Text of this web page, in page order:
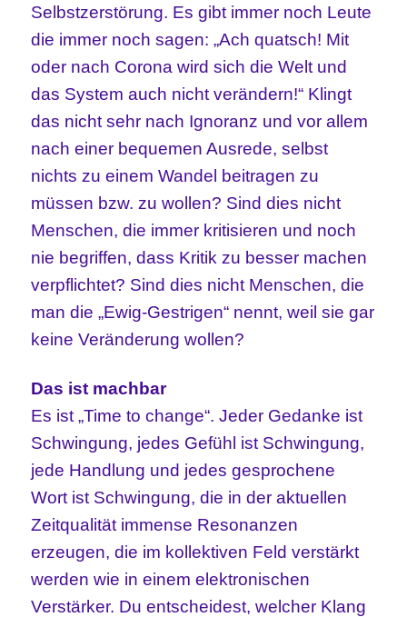
Selbstzerstörung. Es gibt immer noch Leute
die immer noch sagen: „Ach quatsch! Mit
oder nach Corona wird sich die Welt und
das System auch nicht verändern!“ Klingt
das nicht sehr nach Ignoranz und vor allem
nach einer bequemen Ausrede, selbst
nichts zu einem Wandel beitragen zu
müssen bzw. zu wollen? Sind dies nicht
Menschen, die immer kritisieren und noch
nie begriffen, dass Kritik zu besser machen
verpflichtet? Sind dies nicht Menschen, die
man die „Ewig-Gestrigen“ nennt, weil sie gar
keine Veränderung wollen?
Das ist machbar
Es ist „Time to change“. Jeder Gedanke ist
Schwingung, jedes Gefühl ist Schwingung,
jede Handlung und jedes gesprochene
Wort ist Schwingung, die in der aktuellen
Zeitqualität immense Resonanzen
erzeugen, die im kollektiven Feld verstärkt
werden wie in einem elektronischen
Verstärker. Du entscheidest, welcher Klang